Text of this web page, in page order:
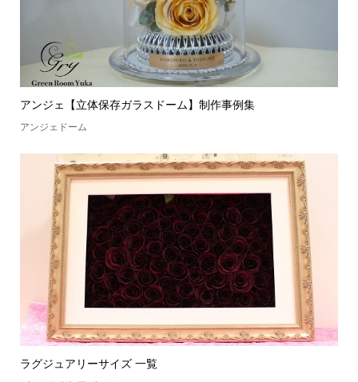
アンジェ【立体保存ガラスドーム】制作事例集
アンジェドーム
ラグジュアリーサイズ 一覧